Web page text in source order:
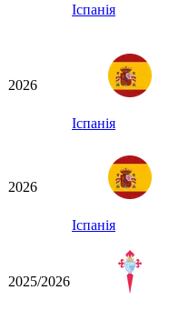
Іспанія
2026
Іспанія
2026
Іспанія
2025/2026